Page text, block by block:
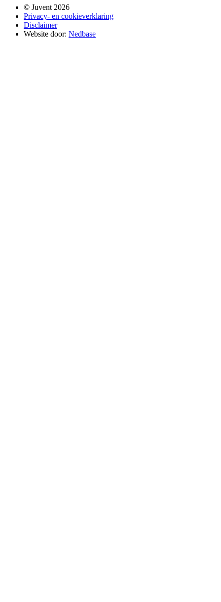
© Juvent 2026
Privacy- en cookieverklaring
Disclaimer
Website door: Nedbase